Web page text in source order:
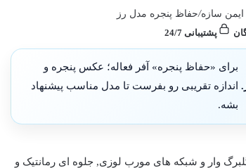
سازه/حفاظ پنجره مدل رز
پشتیبانی 24/7
برای «حفاظ پنجره» آفر فعاله؛ عکس پنجره و
اندازه تقریبی رو بفرست تا مدل مناسب پیشنهاد
بشه.
وار و شبکه های مورب لوزی, جلوه ای رمانتیک و